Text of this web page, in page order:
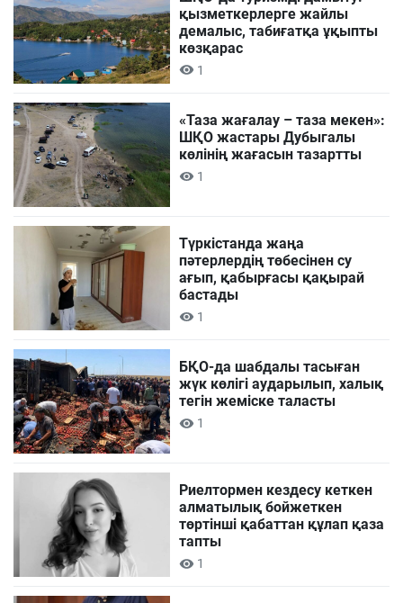
қызметкерлерге жайлы
демалыс, табиғатқа ұқыпты
көзқарас
1
«Таза жағалау – таза мекен»:
ШҚО жастары Дубыгалы
көлінің жағасын тазартты
1
Түркістанда жаңа
пәтерлердің төбесінен су
ағып, қабырғасы қақырай
бастады
1
БҚО-да шабдалы тасыған
жүк көлігі аударылып, халық
тегін жеміске таласты
1
Риелтормен кездесу кеткен
алматылық бойжеткен
төртінші қабаттан құлап қаза
тапты
1